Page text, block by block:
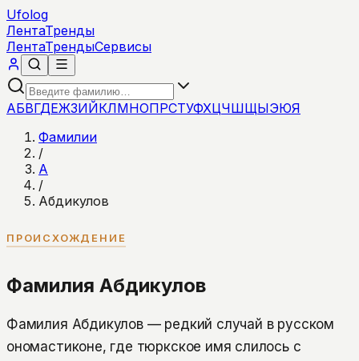
Ufolog
ЛентаТренды
ЛентаТрендыСервисы
АБВГДЕЖЗИЙКЛМНОПРСТУФХЦЧШЩЫЭЮЯ
Фамилии
/
А
/
Абдикулов
ПРОИСХОЖДЕНИЕ
Фамилия Абдикулов
Фамилия Абдикулов — редкий случай в русском
ономастиконе, где тюркское имя слилось с